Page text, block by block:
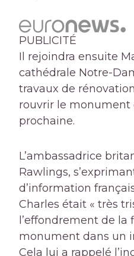
PUBLICITÉ
Il rejoindra ensuite
cathédrale Notre-
travaux de
rouvrir le monument
prochaine.
L’ambassadrice
Rawlings,
d’information
Charles était « très
l’effondrement de la
monument dans un
Cela lui a rappelé